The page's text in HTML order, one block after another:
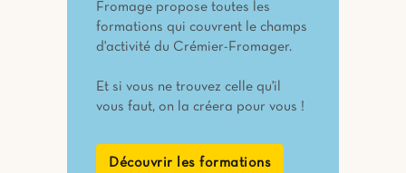
Fromage propose toutes les
formations qui couvrent le champs
d'activité du Crémier-Fromager.
Et si vous ne trouvez celle qu'il
vous faut, on la créera pour vous !
Découvrir les formations